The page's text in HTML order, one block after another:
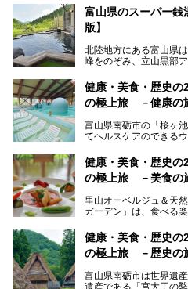
の「黒部・宇奈月温泉
自慢の眺望、温泉、居
ます。日常から少し離
方にぴったりの温泉で
───
提供元：オリックス・
この記事は黒部・宇奈
富山県のスーパー銭
版】
北陸地方にある富山県
峰をのぞみ、立山黒部
の（新鮮な）海の幸も
北陸新幹線が開業し、
のいい天然温泉が豊富
満載ですよ。
健康・美食・歴史の
の極上旅 －健康の
富山県南砺市の「桜ヶ
てヘルスケアのできる
るので、ゆったり楽し
そんな「桜ヶ池クアガ
ートしたいと思います。
健康・美食・歴史の
の極上旅 －美食の
里山オーベルジュ＆天
ガーデン」は、食べる
月、水はフレンチ、火
とディナーで味わえま
す。
そんな「桜ヶ池クアガ
健康・美食・歴史の
の極上旅 －歴史の
富山県南砺市は世界遺
遺産である「宮大工の